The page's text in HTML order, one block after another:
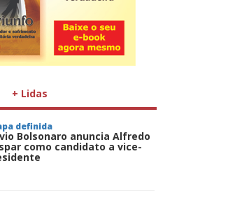
+ Lidas
definida
Bolsonaro anuncia Alfredo
como candidato a vice-